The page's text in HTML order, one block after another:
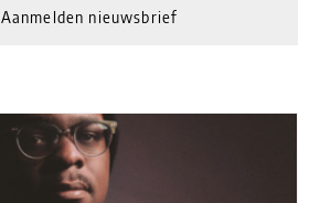
Aanmelden nieuwsbrief